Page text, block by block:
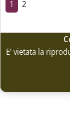
1
2
E' vietata la